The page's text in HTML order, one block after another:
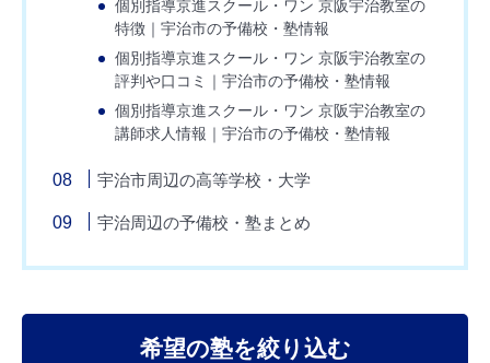
個別指導京進スクール・ワン 京阪宇治教室の
特徴｜宇治市の予備校・塾情報
個別指導京進スクール・ワン 京阪宇治教室の
評判や口コミ｜宇治市の予備校・塾情報
個別指導京進スクール・ワン 京阪宇治教室の
講師求人情報｜宇治市の予備校・塾情報
宇治市周辺の高等学校・大学
宇治周辺の予備校・塾まとめ
希望の塾を絞り込む